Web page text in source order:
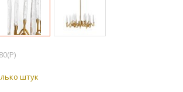
штук